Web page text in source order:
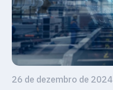
26 de dezembro de 2024